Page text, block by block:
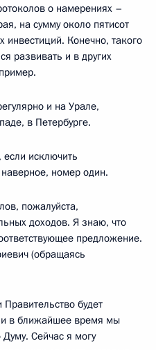
о намерениях –
на сумму около пятисот
Конечно, такого
развивать и в других
и на Урале,
в Петербурге.
исключить
наверное, номер один.
пожалуйста,
доходов. Я знаю, что
предложение.
(обращаясь
будет
и в ближайшее время мы
Думу. Сейчас я могу